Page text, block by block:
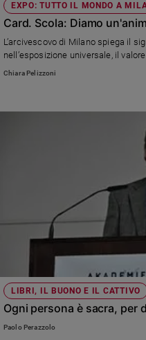
EXPO: TUTTO IL MONDO A
Card. Scola: Diamo
L’arcivescovo di Milano spiega il
nell’esposizione universale, il
Chiara Pelizzoni
LIBRI, IL BUONO E IL CATTIVO
Ogni persona è sacra, per
Paolo Perazzolo